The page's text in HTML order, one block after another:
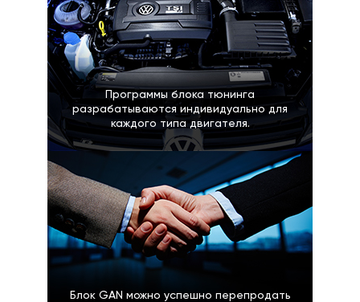
Программы блока тюнинга
разрабатываются индивидуально для
каждого типа двигателя.
Блок GAN можно успешно перепродать